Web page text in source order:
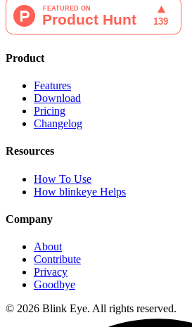
Product
Features
Download
Pricing
Changelog
Resources
How To Use
How blinkeye Helps
Company
About
Contribute
Privacy
Goodbye
© 2026 Blink Eye. All rights reserved.